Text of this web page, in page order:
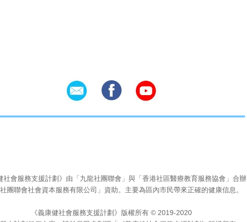
社會服務支援計劃》由「九龍社團聯會」與「香港社區醫療教育服務協會」合辦
社團聯會社會資本服務有限公司」資助。主要為區內市民帶來正確的健康信息。
《義康健社會服務支援計劃》版權所有 © 2019-2020